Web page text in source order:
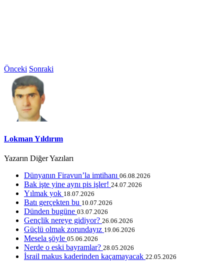
Önceki Sonraki
Lokman Yıldırım
Yazarın Diğer Yazıları
Dünyanın Firavun’la imtihanı 06.08.2026
Bak işte yine aynı pis işler! 24.07.2026
Yılmak yok 18.07.2026
Batı gerçekten bu 10.07.2026
Dünden bugüne 03.07.2026
Gençlik nereye gidiyor? 26.06.2026
Güçlü olmak zorundayız 19.06.2026
Mesela şöyle 05.06.2026
Nerde o eski bayramlar? 28.05.2026
İsrail makus kaderinden kaçamayacak 22.05.2026